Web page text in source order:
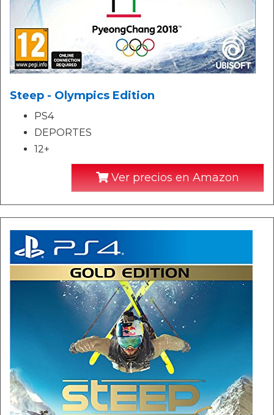
Steep - Olympics Edition
PS4
DEPORTES
12+
Ver precios en Amazon